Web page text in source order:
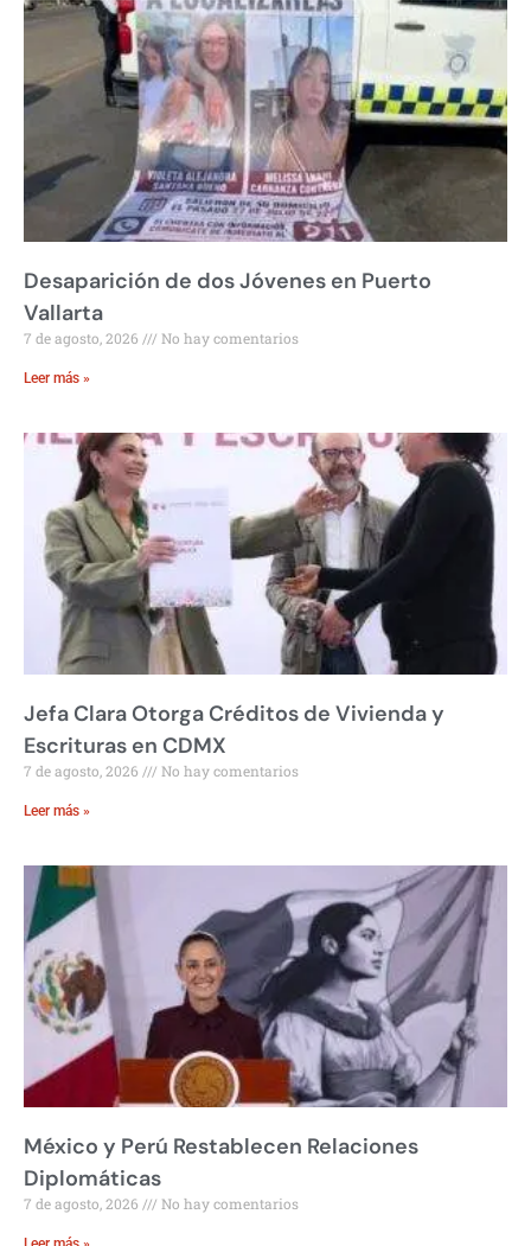
Desaparición de dos Jóvenes en Puerto
Vallarta
7 de agosto, 2026 No hay comentarios
Leer más »
Jefa Clara Otorga Créditos de Vivienda y
Escrituras en CDMX
7 de agosto, 2026 No hay comentarios
Leer más »
México y Perú Restablecen Relaciones
Diplomáticas
7 de agosto, 2026 No hay comentarios